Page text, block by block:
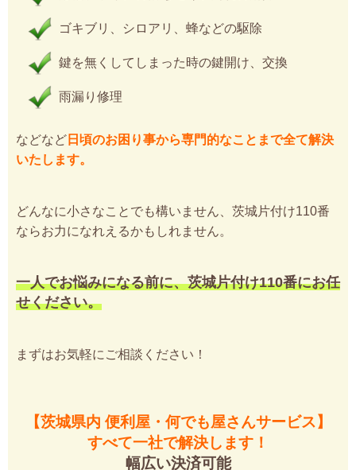
ゴキブリ、シロアリ、蜂などの駆除
鍵を無くしてしまった時の鍵開け、交換
雨漏り修理
などなど 日頃のお困り事から専門的なことまで全て解決
いたします。
どんなに小さなことでも構いません、茨城片付け110番
ならお力になれえるかもしれません。
一人でお悩みになる前に、茨城片付け110番にお任
せください。
まずはお気軽にご相談ください！
【茨城県内 便利屋・何でも屋さんサービス】
すべて一社で解決します！
幅広い決済可能